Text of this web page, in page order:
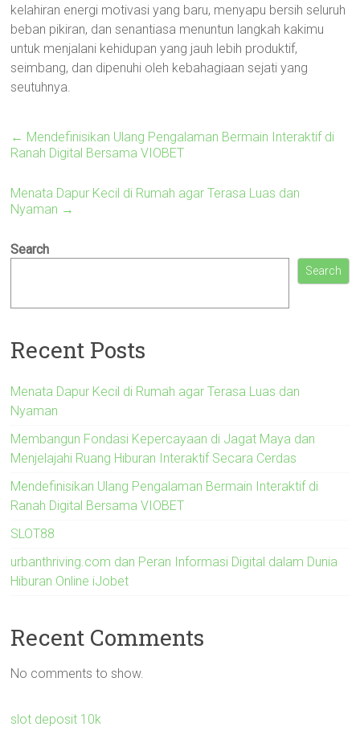
kelahiran energi motivasi yang baru, menyapu bersih seluruh
beban pikiran, dan senantiasa menuntun langkah kakimu
untuk menjalani kehidupan yang jauh lebih produktif,
seimbang, dan dipenuhi oleh kebahagiaan sejati yang
seutuhnya.
← Mendefinisikan Ulang Pengalaman Bermain Interaktif di
Ranah Digital Bersama VIOBET
Menata Dapur Kecil di Rumah agar Terasa Luas dan
Nyaman →
Search
Search
Recent Posts
Menata Dapur Kecil di Rumah agar Terasa Luas dan
Nyaman
Membangun Fondasi Kepercayaan di Jagat Maya dan
Menjelajahi Ruang Hiburan Interaktif Secara Cerdas
Mendefinisikan Ulang Pengalaman Bermain Interaktif di
Ranah Digital Bersama VIOBET
SLOT88
urbanthriving.com dan Peran Informasi Digital dalam Dunia
Hiburan Online iJobet
Recent Comments
No comments to show.
slot deposit 10k